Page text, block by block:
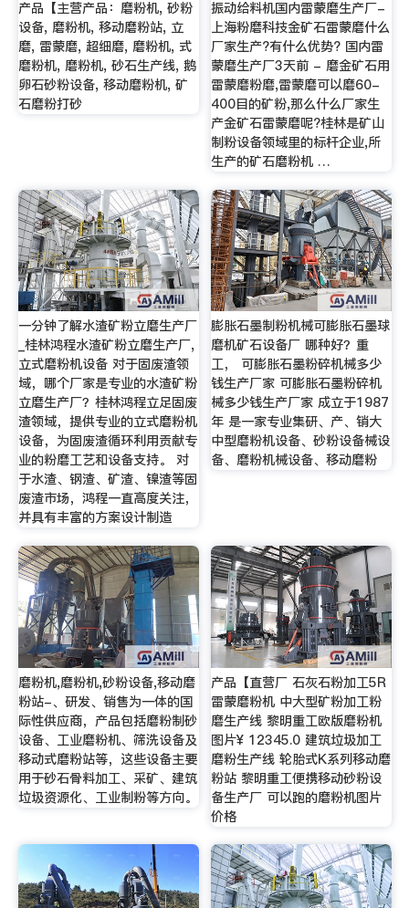
产品【主营产品：磨粉机, 砂粉
设备, 磨粉机, 移动磨粉站, 立
磨, 雷蒙磨, 超细磨, 磨粉机, 式
磨粉机, 磨粉机, 砂石生产线, 鹅
卵石砂粉设备, 移动磨粉机, 矿
石磨粉打砂
振动给料机国内雷蒙磨生产厂-
上海粉磨科技金矿石雷蒙磨什么
厂家生产?有什么优势? 国内雷
蒙磨生产厂3天前 - 磨金矿石用
雷蒙磨粉磨,雷蒙磨可以磨60-
400目的矿粉,那么什么厂家生
产金矿石雷蒙磨呢?桂林是矿山
制粉设备领域里的标杆企业,所
生产的矿石磨粉机 …
一分钟了解水渣矿粉立磨生产厂
_桂林鸿程水渣矿粉立磨生产厂,
立式磨粉机设备 对于固废渣领
域，哪个厂家是专业的水渣矿粉
立磨生产厂？桂林鸿程立足固废
渣领域，提供专业的立式磨粉机
设备，为固废渣循环利用贡献专
业的粉磨工艺和设备支持。 对
于水渣、钢渣、矿渣、镍渣等固
废渣市场，鸿程一直高度关注，
并具有丰富的方案设计制造
膨胀石墨制粉机械可膨胀石墨球
磨机矿石设备厂 哪种好？重
工， 可膨胀石墨粉碎机械多少
钱生产厂家 可膨胀石墨粉碎机
械多少钱生产厂家 成立于1987
年 是一家专业集研、产、销大
中型磨粉机设备、砂粉设备械设
备、磨粉机械设备、移动磨粉
磨粉机,磨粉机,砂粉设备,移动磨
粉站-、研发、销售为一体的国
际性供应商，产品包括磨粉制砂
设备、工业磨粉机、筛洗设备及
移动式磨粉站等，这些设备主要
用于砂石骨料加工、采矿、建筑
垃圾资源化、工业制粉等方向。
产品【直营厂 石灰石粉加工5R
雷蒙磨粉机 中大型矿粉加工粉
磨生产线 黎明重工欧版磨粉机
图片¥ 12345.0 建筑垃圾加工
磨粉生产线 轮胎式K系列移动磨
粉站 黎明重工便携移动砂粉设
备生产厂 可以跑的磨粉机图片
价格